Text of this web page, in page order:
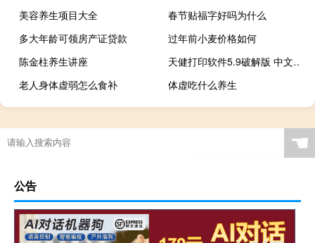
美容养生项目大全
春节贴福字好吗为什么
多大年龄可领房产证贷款
过年前小麦价格如何
陈金柱养生讲座
天健打印软件5.9破解版 中文免费版（天健打印软件5.9破解版 中文免费版功能简介）
老人身体虚弱怎么食补
体虚吃什么养生
☚
公告